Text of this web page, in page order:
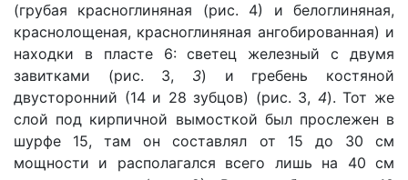
(грубая красноглиняная (рис. 4) и белоглиняная,
краснолощеная, красноглиняная ангобированная) и
находки в пласте 6: светец железный с двумя
завитками (рис. 3, 3) и гребень костяной
двусторонний (14 и 28 зубцов) (рис. 3, 4). Тот же
слой под кирпичной вымосткой был прослежен в
шурфе 15, там он составлял от 15 до 30 см
мощности и располагался всего лишь на 40 см